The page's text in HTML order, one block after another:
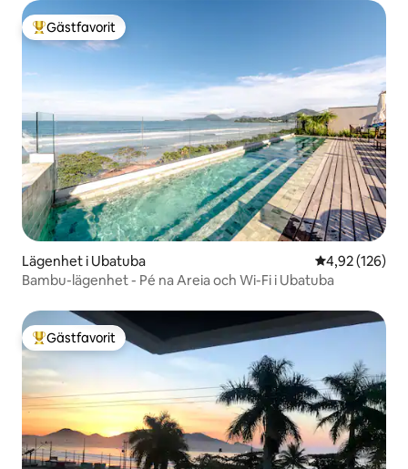
Populär gästfavorit
Gästfavorit
Lägenhet i Ubatuba 4,92 av 5 i
4,92 (126)
Bambu-lägenhet - Pé na Areia och Wi-Fi i Ubatuba
Populär gästfavorit
Gästfavorit